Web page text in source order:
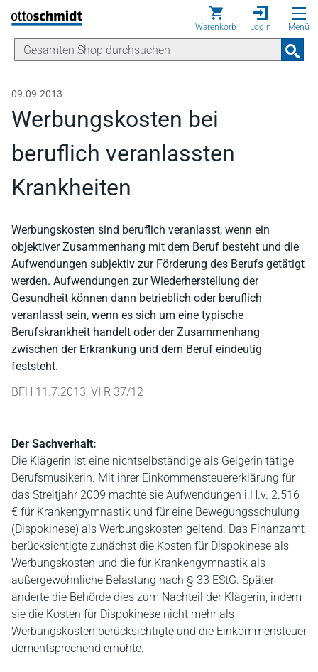
Direkt zum Inhalt
Warenkorb Login Menü
09.09.2013
Werbungskosten bei
beruflich veranlassten
Krankheiten
Werbungskosten sind beruflich veranlasst, wenn ein
objektiver Zusammenhang mit dem Beruf besteht und die
Aufwendungen subjektiv zur Förderung des Berufs getätigt
werden. Aufwendungen zur Wiederherstellung der
Gesundheit können dann betrieblich oder beruflich
veranlasst sein, wenn es sich um eine typische
Berufskrankheit handelt oder der Zusammenhang
zwischen der Erkrankung und dem Beruf eindeutig
feststeht.
BFH 11.7.2013, VI R 37/12
Der Sachverhalt:
Die Klägerin ist eine nichtselbständige als Geigerin tätige
Berufsmusikerin. Mit ihrer Einkommensteuererklärung für
das Streitjahr 2009 machte sie Aufwendungen i.H.v. 2.516
€ für Krankengymnastik und für eine Bewegungsschulung
(Dispokinese) als Werbungskosten geltend. Das Finanzamt
berücksichtigte zunächst die Kosten für Dispokinese als
Werbungskosten und die für Krankengymnastik als
außergewöhnliche Belastung nach § 33 EStG. Später
änderte die Behörde dies zum Nachteil der Klägerin, indem
sie die Kosten für Dispokinese nicht mehr als
Werbungskosten berücksichtigte und die Einkommensteuer
dementsprechend erhöhte.